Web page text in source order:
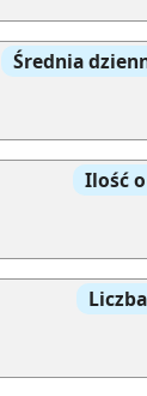
Średnia
Ilość